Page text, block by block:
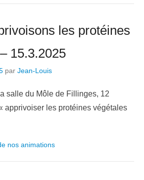
les protéines
15.3.2025
par Jean-Louis
salle du Môle de Fillinges, 12
apprivoiser les protéines végétales
nos animations